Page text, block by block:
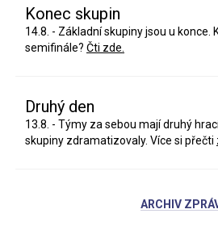
Konec skupin
14.8. - Základní skupiny jsou u konce.
semifinále? Čti zde.
Druhý den
13.8. - Týmy za sebou mají druhý
skupiny zdramatizovaly. Více si přečti
ARCHIV